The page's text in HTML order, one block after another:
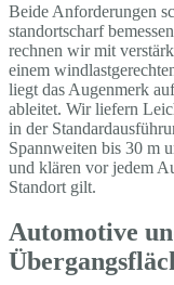
Beide Anforderungen
standortscharf
rechnen wir mit
einem
liegt das Augenmerk
ableitet. Wir liefern
in der
Spannweiten bis 30 m
und klären vor jedem
Standort gilt.
Automotive